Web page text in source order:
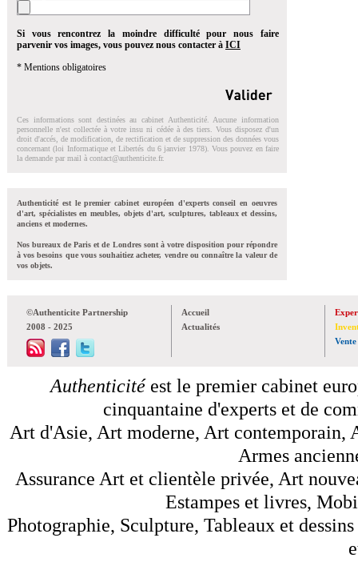
Si vous rencontrez la moindre difficulté pour nous faire
parvenir vos images, vous pouvez nous contacter à ICI
* Mentions obligatoires
Ces informations sont destinées au cabinet Authenticité. Aucune information
personnelle n'est collectée à votre insu ni cédée à des tiers. Vous disposez d'un
droit d'accés, de modification, de rectification et de suppression des données vous
concernant (loi Informatique et Libertés du 6 janvier 1978). Vous pouvez en faire
la demande par mail à contact@authenticite.fr.
Authenticité est le premier cabinet européen d'experts conseil en oeuvres
d'art, spécialistes en meubles, objets d'art, sculptures, tableaux et dessins,
anciens et modernes.
Nos bureaux de Paris et de Londres sont à votre disposition pour répondre
à vos besoins que vous souhaitiez acheter, vendre ou connaître la valeur de
vos objets.
©Authenticite Partnership
2008 - 2025
Accueil
Actualités
Vente
Authenticitéest le premier cabinet
cinquantaine d'experts et de
Art d'Asie, Art moderne, Art contemporain,
Armes
Assurance Art et clientèle privée, Art
Estampes et livres,
Photographie, Sculpture, Tableaux et